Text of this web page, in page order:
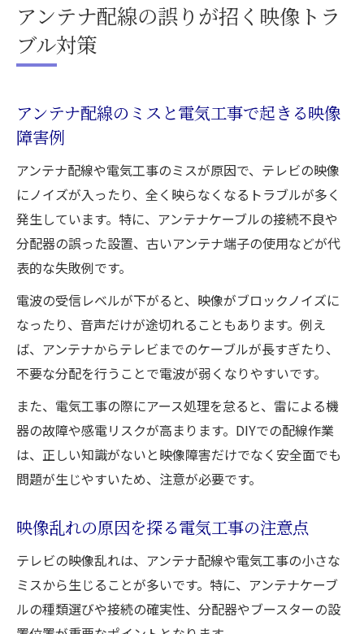
安定受信を実現する正しいアンテナ配線方
法
電気工事で実現する快適なアンテナ配線の
コツ
ント
アンテナ配線と電気工事の連携で受信安定
化
電気工事による映像トラブル防止策を解説
自分でできるアンテナ配線と工事の基本
DIYで始めるアンテナ配線と電気工事の基本
初心者向けアンテナ配線と電気工事の手順
安全な電気工事と配線作業のポイント解説
自分でできるアンテナ配線の道具と準備
アンテナ配線工事の流れと注意事項
安定受信を目指すならケーブル選びが重要
コツ
安定受信のための電気工事とケーブル選定
術
アンテナ配線に適したケーブルの種類を徹
アンテナ配線の誤りが招く映像トラ
ブル対策
アンテナ配線のミスと電気工事で起きる映像
障害例
アンテナ配線や電気工事のミスが原因で、テレビの映像
にノイズが入ったり、全く映らなくなるトラブルが多く
発生しています。特に、アンテナケーブルの接続不良や
分配器の誤った設置、古いアンテナ端子の使用などが代
表的な失敗例です。
電波の受信レベルが下がると、映像がブロックノイズに
なったり、音声だけが途切れることもあります。例え
ば、アンテナからテレビまでのケーブルが長すぎたり、
不要な分配を行うことで電波が弱くなりやすいです。
また、電気工事の際にアース処理を怠ると、雷による機
器の故障や感電リスクが高まります。DIYでの配線作業
は、正しい知識がないと映像障害だけでなく安全面でも
問題が生じやすいため、注意が必要です。
映像乱れの原因を探る電気工事の注意点
テレビの映像乱れは、アンテナ配線や電気工事の小さな
ミスから生じることが多いです。特に、アンテナケーブ
ルの種類選びや接続の確実性、分配器やブースターの設